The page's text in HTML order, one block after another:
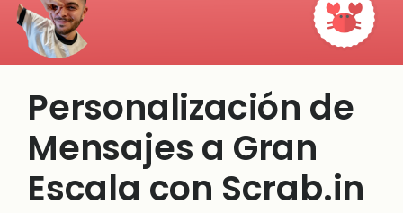
Personalización de
Mensajes a Gran
Escala con Scrab.in